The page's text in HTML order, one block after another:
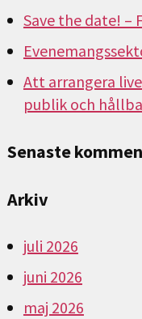
Save the date! –
Att arrangera
publik och
Senaste
Arkiv
juli 2026
juni 2026
maj 2026